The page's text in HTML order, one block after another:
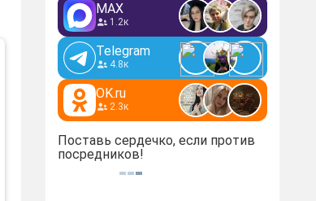
MAX
1.2к
Telegram
4.8к
OK.ru
2.3к
Поставь сердечко, если против
посредников!